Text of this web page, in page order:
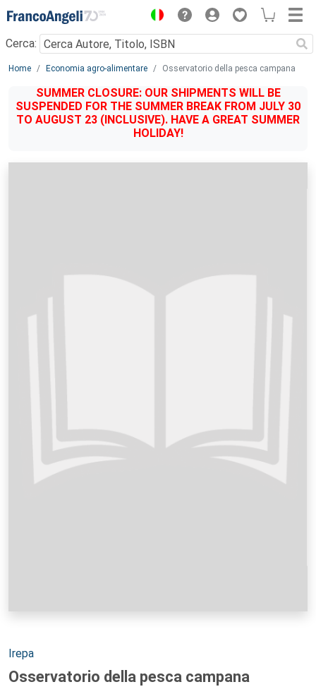
Menu
Cerca:
Main content
Home Economia agro-alimentare Osservatorio della pesca campana
SUMMER CLOSURE: OUR SHIPMENTS WILL BE
SUSPENDED FOR THE SUMMER BREAK FROM JULY 30
TO AUGUST 23 (INCLUSIVE). HAVE A GREAT SUMMER
HOLIDAY!
Autori:
Irepa
Osservatorio della pesca campana